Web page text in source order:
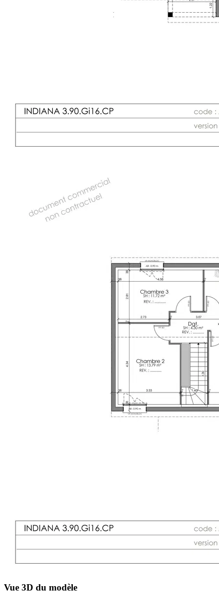
Vue 3D du modèle